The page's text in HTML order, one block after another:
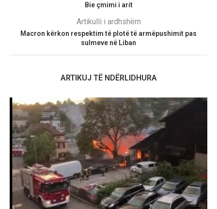
Bie çmimi i arit
Artikulli i ardhshëm
Macron kërkon respektim të plotë të armëpushimit pas
sulmeve në Liban
ARTIKUJ TË NDËRLIDHURA